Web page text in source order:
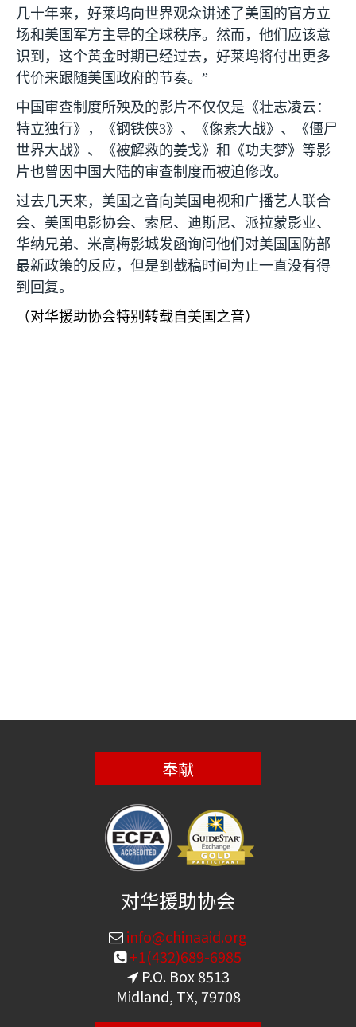
几十年来，好莱坞向世界观众讲述了美国的官方立
场和美国军方主导的全球秩序。然而，他们应该意
识到，这个黄金时期已经过去，好莱坞将付出更多
代价来跟随美国政府的节奏。”
中国审查制度所殃及的影片不仅仅是《壮志凌云：
特立独行》，《钢铁侠3》、《像素大战》、《僵尸
世界大战》、《被解救的姜戈》和《功夫梦》等影
片也曾因中国大陆的审查制度而被迫修改。
过去几天来，美国之音向美国电视和广播艺人联合
会、美国电影协会、索尼、迪斯尼、派拉蒙影业、
华纳兄弟、米高梅影城发函询问他们对美国国防部
最新政策的反应，但是到截稿时间为止一直没有得
到回复。
（对华援助协会特别转载自美国之音）
奉献
对华援助协会
info@chinaaid.org
+1(432)689-6985
P.O. Box 8513
Midland, TX, 79708